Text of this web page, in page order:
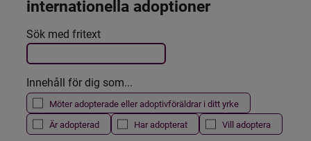
internationella adoptioner
Filtrera resultatet
Det här formuläret postas automatiskt
Sök med fritext
Innehåll för dig som...
Möter adopterade eller adoptivföräldrar i ditt yrke
Är adopterad
Har adopterat Vill adoptera